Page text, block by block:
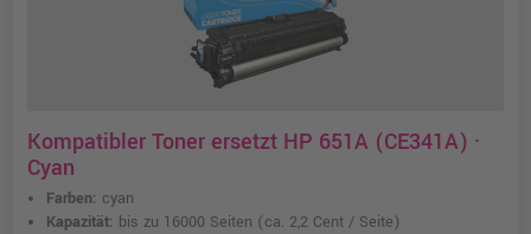
Kompatibler Toner ersetzt HP 651A (CE341A) ·
Cyan
Farben: cyan
Kapazität: bis zu 16000 Seiten (ca. 2,2 Cent / Seite)